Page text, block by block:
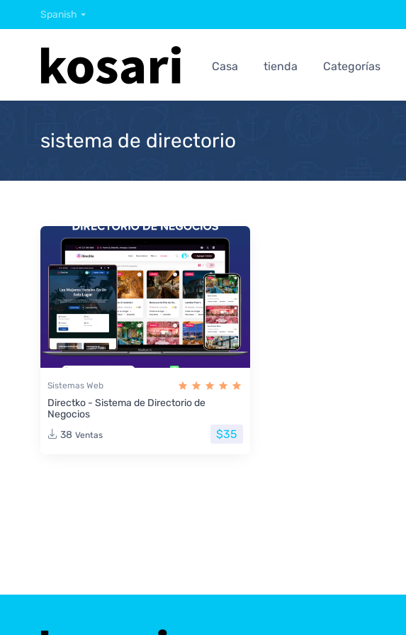
Spanish
Casa tienda Categorías
sistema de directorio
Sistemas Web
Directko - Sistema de Directorio de
Negocios
38 Ventas $35